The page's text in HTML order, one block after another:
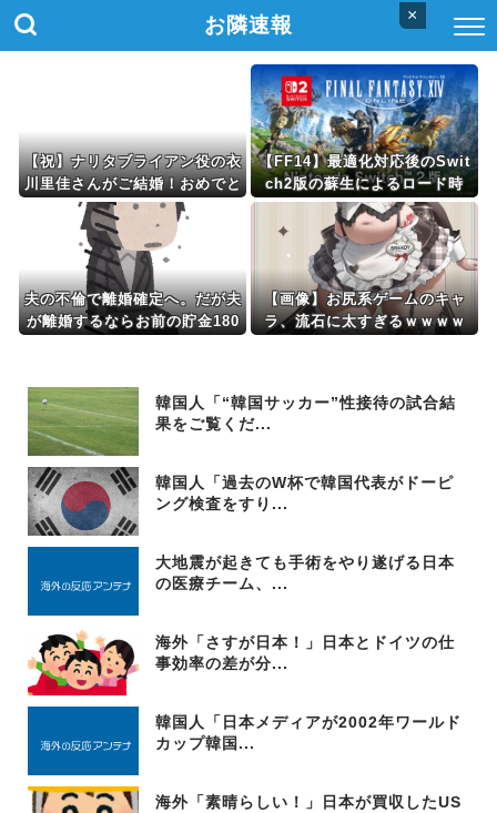
×
お隣速報
【祝】ナリタブライアン役の衣
川里佳さんがご結婚！おめでと
うございます！
【FF14】最適化対応後のSwit
ch2版の蘇生によるロード時
間、一部のPCより早いかもし
れない。海外勢「うちのPCよ
りロード速くね？」
夫の不倫で離婚確定へ。だが夫
が離婚するならお前の貯金180
【画像】お尻系ゲームのキャ
ラ、流石に太すぎるｗｗｗｗ
韓国人「“韓国サッカー”性接待の試合結
果をご覧くだ...
韓国人「過去のW杯で韓国代表がドーピ
ング検査をすり...
大地震が起きても手術をやり遂げる日本
の医療チーム、...
海外「さすが日本！」日本とドイツの仕
事効率の差が分...
韓国人「日本メディアが2002年ワールド
カップ韓国...
海外「素晴らしい！」日本が買収したUS